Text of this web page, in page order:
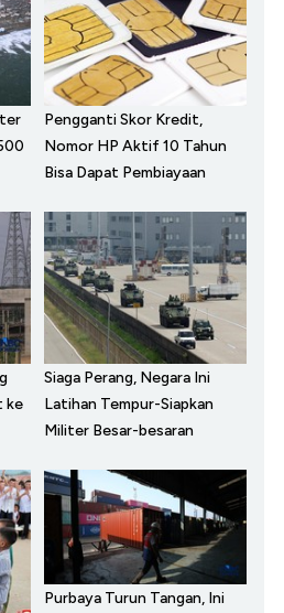
Pengganti Skor Kredit,
Nomor HP Aktif 10 Tahun
Bisa Dapat Pembiayaan
ke
Siaga Perang, Negara Ini
Latihan Tempur-Siapkan
Militer Besar-besaran
Purbaya Turun Tangan, Ini